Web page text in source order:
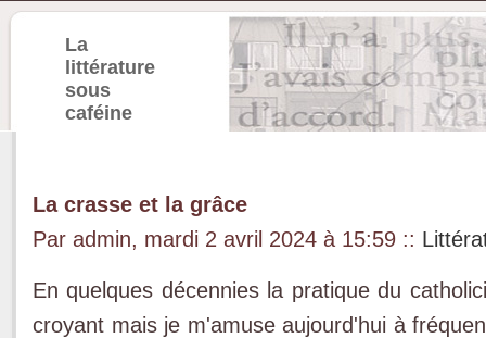
La
littérature
sous
caféine
La crasse et la grâce
Par admin, mardi 2 avril 2024 à 15:59 ::
En quelques décennies la pratique du
croyant mais je m'amuse aujourd'hui à